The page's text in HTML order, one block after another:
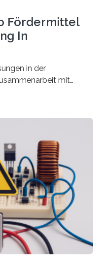
Fördermittel
In
in der
mit
Projekte zu
Europäischen
– mit einer
Millionen Euro.
den großen
des
Im
Neue
sollen rasch in die